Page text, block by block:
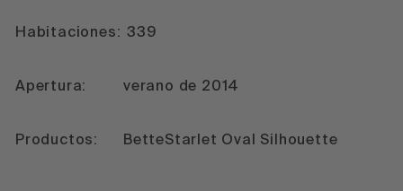
Habitaciones: 339
Apertura: verano de 2014
Productos: BetteStarlet Oval Silhouette